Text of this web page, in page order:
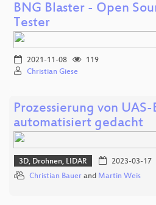
BNG Blaster - Open
Tester
2021-11-08
119
Christian Giese
Prozessierung von
automatisiert gedacht
3D, Drohnen, LIDAR 2023-03-17
Christian Bauer and Martin Weis